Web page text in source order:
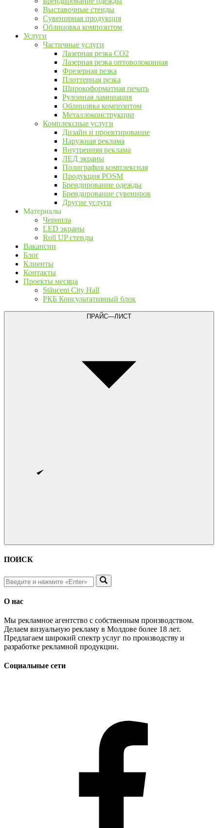
Выставочные стенды
Сувенирная продукция
Облицовка композитом
Услуги
Частичные услуги
Лазерная резка CO2
Лазерная резка оптоволоконная
Фрезерная резка
Плоттерная резка
Широкоформатная печать
Рулонная ламинация
Облицовка композитом
Металлоконструкции
Комплексные услуги
Дизайн и проектирование
Наружная реклама
Внутренняя реклама
ЛЕД экраны
Полиграфия комплексная
Продукция POSM
Брендирование одежды
Брендирование сувениров
Другие услуги
Материалы
Чернила
LED экраны
Roll UP стенды
Вакансии
Блог
Клиенты
Контакты
Проекты месяца
Stăuceni City Hall
РКБ Консультативный блок
ПРАЙС—ЛИСТ
ПОИСК
О нас
Мы рекламное агентство с собственным производством.
Делаем визуальную рекламу в Молдове более 18 лет.
Предлагаем широкий спектр услуг по производству и
разработке рекламной продукции.
Социальные сети